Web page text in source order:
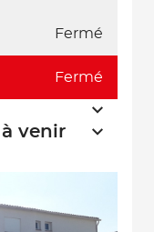
Fermé
Fermé
venir